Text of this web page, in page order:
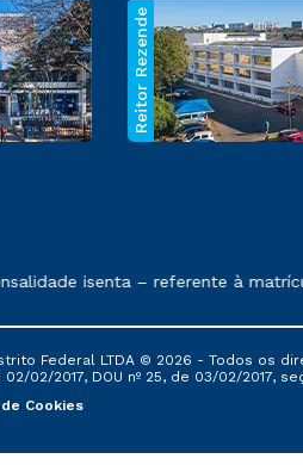
Reitor Rezende
conforme exposto no contrato de
isenta – referente à
Federal LTDA © 2026 - Todos os
02/2017, DOU nº 25, de 03/02/2017,
Cookies